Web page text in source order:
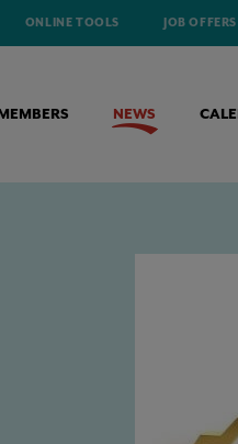
ONLINE TOOLS JOB OFFERS
NEWS